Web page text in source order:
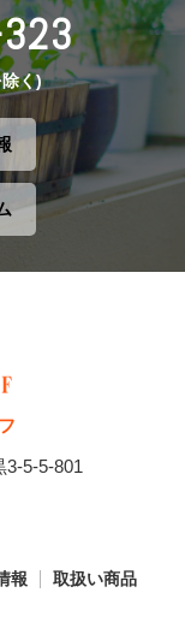
く)
3-5-5-801
報
取扱い商品